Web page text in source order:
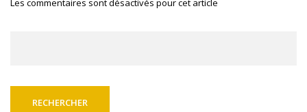
Les commentaires sont désactivés pour cet article